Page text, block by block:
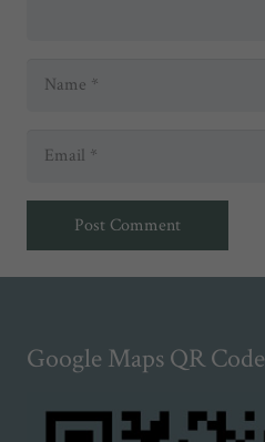
Post Comment
Google Maps QR Code